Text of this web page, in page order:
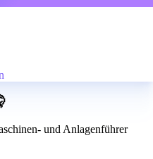
und Anlagenführer